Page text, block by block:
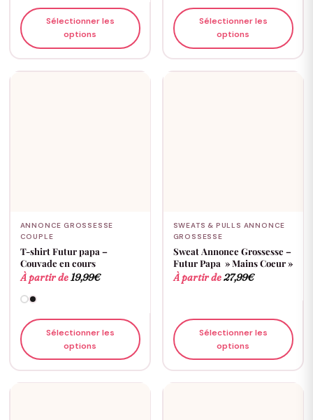
Sélectionner les
options
Sélectionner les
options
ANNONCE GROSSESSE
COUPLE
T-shirt Futur papa –
Couvade en cours
À partir de19,99€
Sélectionner les
options
SWEATS & PULLS ANNONCE
GROSSESSE
Sweat Annonce Grossesse –
Futur Papa » Mains Coeur »
À partir de27,99€
Sélectionner les
options